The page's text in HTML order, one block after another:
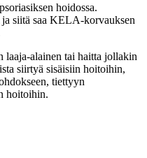
hoidossa.
siitä saa KELA-korvauksen
laaja-alainen tai haitta jollakin
siirtyä sisäisiin hoitoihin,
tiettyyn
hoitoihin.